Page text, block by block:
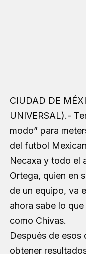
CIUDAD DE
UNIVERSAL).-
modo” para
del futbol
Necaxa y todo el
Ortega, quien en
de un equipo, va
ahora sabe lo
como Chivas.
Después de esos
obtener